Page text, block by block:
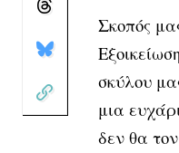
Σκοπός
σκύλου
μια
δεν θα